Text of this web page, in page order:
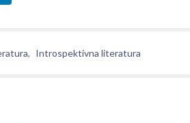
, Introspektivna literatura